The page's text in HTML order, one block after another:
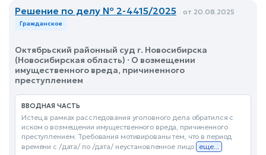
Решение по делу № 2-4415/2025 от 20.08.2025
Гражданское
Октябрьский районный суд г. Новосибирска
(Новосибирская область) · О возмещении
имущественного вреда, причиненного
преступлением
ВВОДНАЯ ЧАСТЬ
Истец в рамках расследования уголовного дела обратился с
иском о возмещении имущественного вреда, причиненного
преступлением. Требования мотивированы тем, что в период
времени с /дата/ по /дата/ неустановленное лицо еще...